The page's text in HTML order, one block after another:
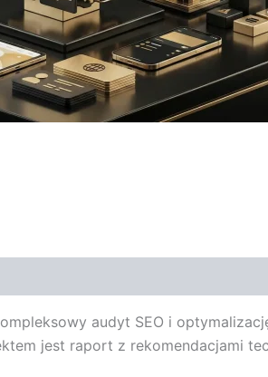
audyt SEO i
jest raport z rekomendacjami